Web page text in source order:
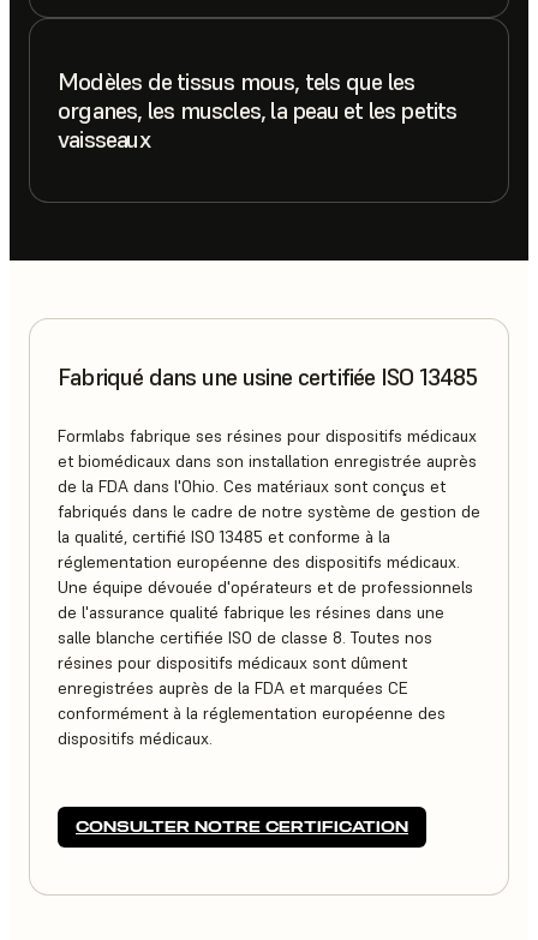
Modèles de tissus mous, tels que les
organes, les muscles, la peau et les petits
vaisseaux
Fabriqué dans une usine certifiée ISO 13485
Formlabs fabrique ses résines pour dispositifs médicaux
et biomédicaux dans son installation enregistrée auprès
de la FDA dans l'Ohio. Ces matériaux sont conçus et
fabriqués dans le cadre de notre système de gestion de
la qualité, certifié ISO 13485 et conforme à la
réglementation européenne des dispositifs médicaux.
Une équipe dévouée d'opérateurs et de professionnels
de l'assurance qualité fabrique les résines dans une
salle blanche certifiée ISO de classe 8. Toutes nos
résines pour dispositifs médicaux sont dûment
enregistrées auprès de la FDA et marquées CE
conformément à la réglementation européenne des
dispositifs médicaux.
CONSULTER NOTRE CERTIFICATION